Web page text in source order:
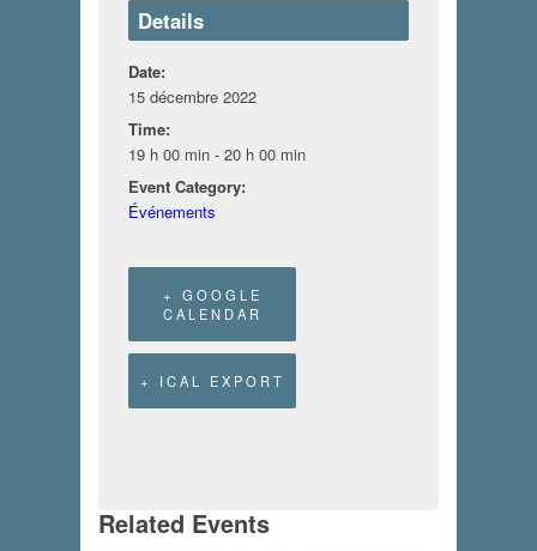
Details
Date:
15 décembre 2022
Time:
19 h 00 min - 20 h 00 min
Event Category:
Événements
+ GOOGLE
CALENDAR
+ ICAL EXPORT
Related Events